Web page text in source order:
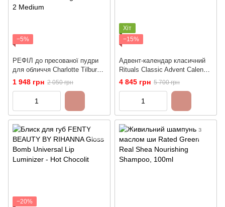
−5%
РЕФІЛ до пресованої пудри
для обличчя Charlotte Tilbury
Airbrush Flawless Finish Refill
Setting Powder - 2 Medium
1 948 грн 2 050 грн
Хіт
−15%
Адвент-календар класичний
Rituals Classic Advent Calendar
2025
4 845 грн 5 700 грн
−20%